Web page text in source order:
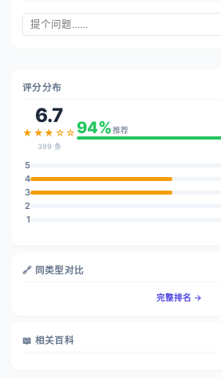
评分分布
6.7
★★★☆☆
399 条
94%推荐
5
4
3
2
1
🔗 同类型对比
完整排名 →
📖 相关百科